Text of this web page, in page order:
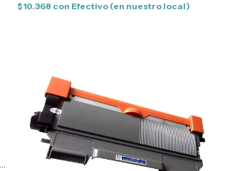
$10.368 con Efectivo (en nuestro local)